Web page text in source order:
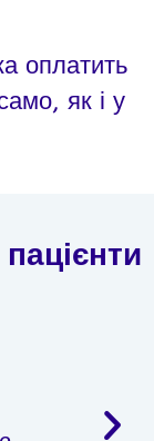
оплатить
як і у